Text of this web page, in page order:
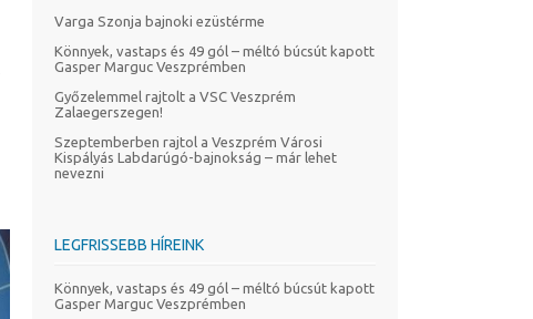
Varga Szonja bajnoki ezüstérme
Könnyek, vastaps és 49 gól – méltó búcsút kapott
Gasper Marguc Veszprémben
Győzelemmel rajtolt a VSC Veszprém
Zalaegerszegen!
Szeptemberben rajtol a Veszprém Városi
Kispályás Labdarúgó-bajnokság – már lehet
nevezni
LEGFRISSEBB HÍREINK
Könnyek, vastaps és 49 gól – méltó búcsút kapott
Gasper Marguc Veszprémben